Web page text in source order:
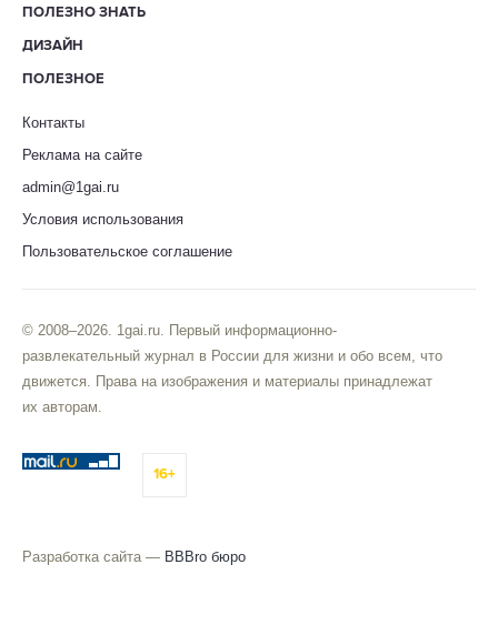
ПОЛЕЗНО ЗНАТЬ
ДИЗАЙН
ПОЛЕЗНОЕ
Контакты
Реклама на сайте
admin@1gai.ru
Условия использования
Пользовательское соглашение
© 2008–2026. 1gai.ru. Первый информационно-
развлекательный журнал в России для жизни и обо всем, что
движется. Права на изображения и материалы принадлежат
их авторам.
16+
Разработка сайта — BBBro бюро